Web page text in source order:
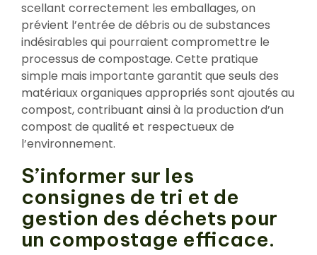
scellant correctement les emballages, on
prévient l’entrée de débris ou de substances
indésirables qui pourraient compromettre le
processus de compostage. Cette pratique
simple mais importante garantit que seuls des
matériaux organiques appropriés sont ajoutés au
compost, contribuant ainsi à la production d’un
compost de qualité et respectueux de
l’environnement.
S’informer sur les
consignes de tri et de
gestion des déchets pour
un compostage efficace.